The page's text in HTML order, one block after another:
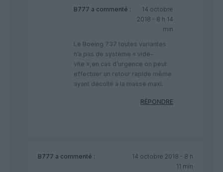
B777 a commenté :
14 octobre
2018 - 8 h 14
min
Le Boeing 737 toutes variantes
n’a pas de système « vide-
vite »,en cas d’urgence on peut
effectuer un retour rapide même
ayant décollé à la masse maxi.
RÉPONDRE
B777 a commenté :
14 octobre 2018 - 8 h
11 min